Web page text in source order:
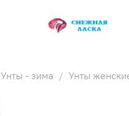
Унты - зима Унты